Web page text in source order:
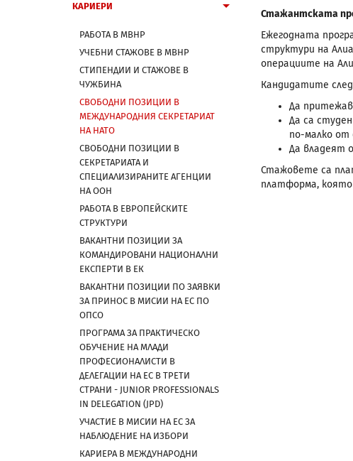
КАРИЕРИ
РАБОТА В МВНР
УЧЕБНИ СТАЖОВЕ В МВНР
СТИПЕНДИИ И СТАЖОВЕ В
ЧУЖБИНА
СВОБОДНИ ПОЗИЦИИ В
МЕЖДУНАРОДНИЯ СЕКРЕТАРИАТ
НА НАТО
СВОБОДНИ ПОЗИЦИИ В
СЕКРЕТАРИАТА И
СПЕЦИАЛИЗИРАНИТЕ АГЕНЦИИ
НА ООН
РАБОТА В ЕВРОПЕЙСКИТЕ
СТРУКТУРИ
ВАКАНТНИ ПОЗИЦИИ ЗА
КОМАНДИРОВАНИ НАЦИОНАЛНИ
ЕКСПЕРТИ В ЕК
ВАКАНТНИ ПОЗИЦИИ ПО ЗАЯВКИ
ЗА ПРИНОС В МИСИИ НА ЕС ПО
ОПСО
ПРОГРАМА ЗА ПРАКТИЧЕСКО
ОБУЧЕНИЕ НА МЛАДИ
ПРОФЕСИОНАЛИСТИ В
ДЕЛЕГАЦИИ НА ЕС В ТРЕТИ
СТРАНИ - JUNIOR PROFESSIONALS
IN DELEGATION (JPD)
УЧАСТИЕ В МИСИИ НА ЕС ЗА
НАБЛЮДЕНИЕ НА ИЗБОРИ
КАРИЕРА В МЕЖДУНАРОДНИ
Стажантската
Ежегодната
структури на
операциите на
Кандидатите
Да
Да са
по-малко от
Да владеят
Стажовете са
платформа,